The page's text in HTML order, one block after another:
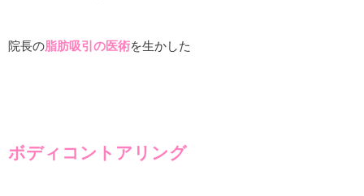
院長の脂肪吸引の医術を生かした
ボディコントアリング